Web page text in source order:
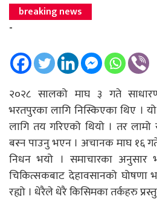
breaking news
-
२०२८ सालको माघ ३ गते
भरतपुरका लागि निस्किएका थिए ।
लागि तय गरिएको थियो । तर
बस्न पाउनु भएन । अचानक माघ १६
निधन भयो । समाचारका अनुसार
चिकित्सकबाट देहावसानको घोषणा
रह्यो । धेरैले धेरै किसिमका तर्कहरु